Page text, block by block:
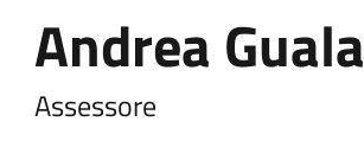
Andrea Guala
Assessore